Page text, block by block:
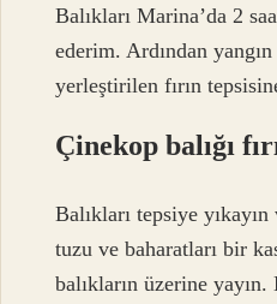
Balıkları Marina’da 2
ederim. Ardından
yerleştirilen fırın
Çinekop balığı
Balıkları tepsiye
tuzu ve baharatları bir
balıkların üzerine